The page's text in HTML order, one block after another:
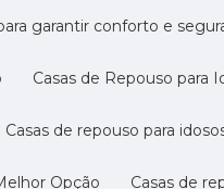
garantir conforto e
Casas de Repouso
Casas de repouso para
Opção Casas de